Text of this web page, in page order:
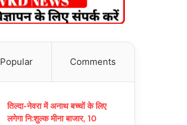
Popular Comments
तिल्दा-नेवरा में अनाथ बच्चों के लिए
लगेगा नि:शुल्क मीना बाजार, 10